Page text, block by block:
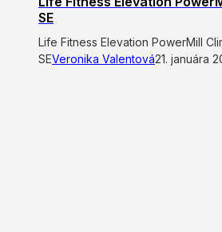
SE
Life Fitness Elevation PowerMill
SEVeronika Valentová21. januára